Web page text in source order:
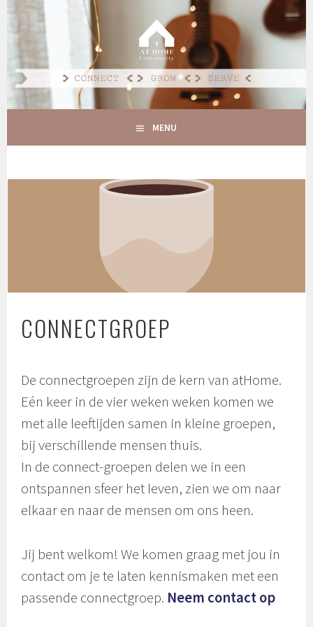
Spring
inhoud
AT HOME COMMUNITY
CONNECT GROW SERVE
MENU
CONNECTGROEP
De connectgroepen zijn de kern van atHome.
Eén keer in de vier weken weken komen we
met alle leeftijden samen in kleine groepen,
bij verschillende mensen thuis.
In de connect-groepen delen we in een
ontspannen sfeer het leven, zien we om naar
elkaar en naar de mensen om ons heen.
Jij bent welkom! We komen graag met jou in
contact om je te laten kennismaken met een
passende connectgroep. Neem contact op